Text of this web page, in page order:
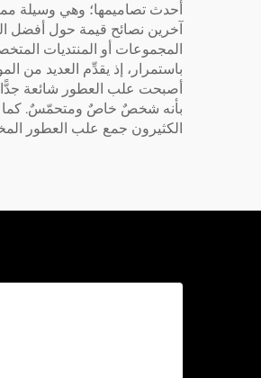
أحدث تصاميمها؛ وهي وسيلة
آخرين نصائح قيمة حول أفضل
المجموعات أو المنتديات
باستمرار، إذ يقدِّم العديد من
أصبحت علب العطور شائعة جدًّا
بأنه شخصٌ خاصٌ ومتحمّسٌ. كما أن
الكثيرون جمع علب العطور